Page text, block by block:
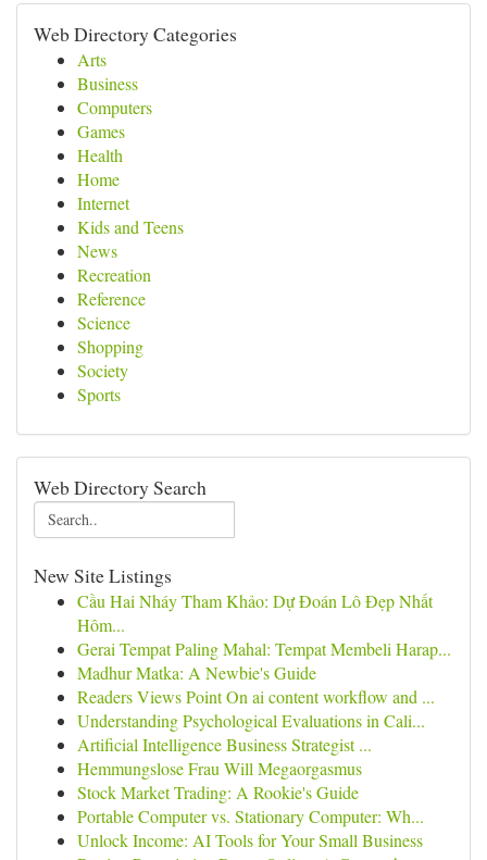
Web Directory Categories
Arts
Business
Computers
Games
Health
Home
Internet
Kids and Teens
News
Recreation
Reference
Science
Shopping
Society
Sports
Web Directory Search
New Site Listings
Cầu Hai Nháy Tham Khảo: Dự Đoán Lô Đẹp Nhất
Hôm...
Gerai Tempat Paling Mahal: Tempat Membeli Harap...
Madhur Matka: A Newbie's Guide
Readers Views Point On ai content workflow and ...
Understanding Psychological Evaluations in Cali...
Artificial Intelligence Business Strategist ...
Hemmungslose Frau Will Megaorgasmus
Stock Market Trading: A Rookie's Guide
Portable Computer vs. Stationary Computer: Wh...
Unlock Income: AI Tools for Your Small Business